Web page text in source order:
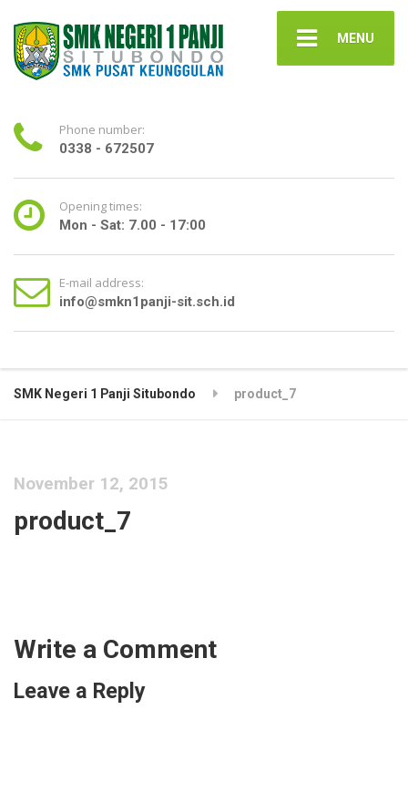
MENU
Phone number:
0338 - 672507
Opening times:
Mon - Sat: 7.00 - 17:00
E-mail address:
info@smkn1panji-sit.sch.id
SMK Negeri 1 Panji Situbondo product_7
November 12, 2015
product_7
Write a Comment
Leave a Reply